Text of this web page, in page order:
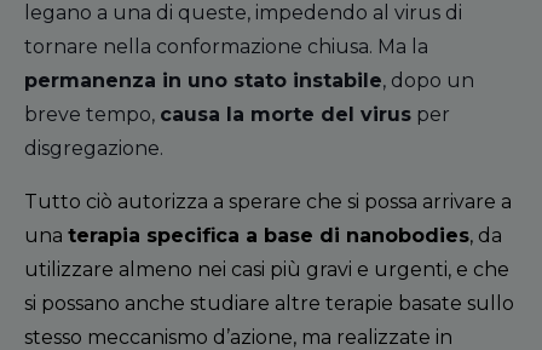
legano a una di queste, impedendo al virus di
tornare nella conformazione chiusa. Ma la
permanenza in uno stato instabile, dopo un
breve tempo, causa la morte del virus per
disgregazione.
Tutto ciò autorizza a sperare che si possa arrivare a
una terapia specifica a base di nanobodies, da
utilizzare almeno nei casi più gravi e urgenti, e che
si possano anche studiare altre terapie basate sullo
stesso meccanismo d ’azione, ma realizzate in